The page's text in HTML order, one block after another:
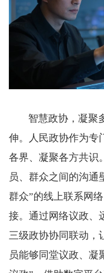
智慧政协，凝聚
伸。人民政协作为专
各界、凝聚各方共识
员、群众之间的沟
群众”的线上联系网
接。通过网络议政、
三级政协协同联动，
员能够同堂议政、凝